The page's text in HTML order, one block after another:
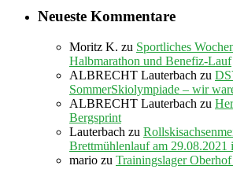
Neueste Kommentare
Moritz K. zu Sportliches
Halbmarathon und Benefiz-Lauf
ALBRECHT Lauterbach zu
SommerSkiolympiade – wir
ALBRECHT Lauterbach zu
Bergsprint
Lauterbach zu
Brettmühlenlauf am 29.08.2021
mario zu Trainingslager